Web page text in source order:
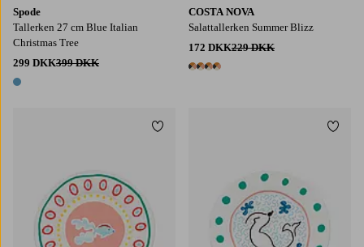
Spode
Tallerken 27 cm Blue Italian
Christmas Tree
299 DKK399 DKK
1 farve
COSTA NOVA
Salattallerken Summer Blizz
172 DKK229 DKK
4 farver
Tilføj til favoritter